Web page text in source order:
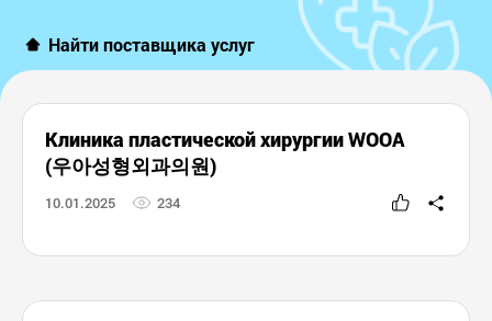
Найти поставщика услуг
Клиника пластической хирургии WOOA
(우아성형외과의원)
10.01.2025 234